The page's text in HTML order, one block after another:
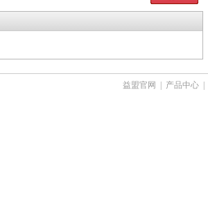
益盟官网 产品中心